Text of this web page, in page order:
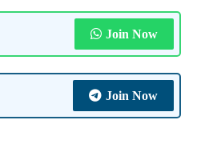
Join Now
Join Now